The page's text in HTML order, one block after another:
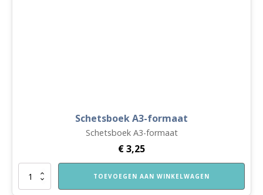
Schetsboek A3-formaat
Schetsboek A3-formaat
€3,25
Schetsboek
TOEVOEGEN AAN WINKELWAGEN